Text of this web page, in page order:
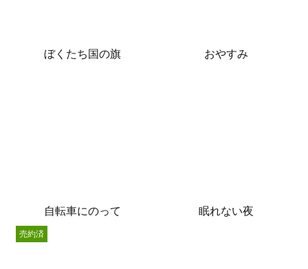
ぼくたち国の旗 おやすみ
自転車にのって 眠れない夜
売約済